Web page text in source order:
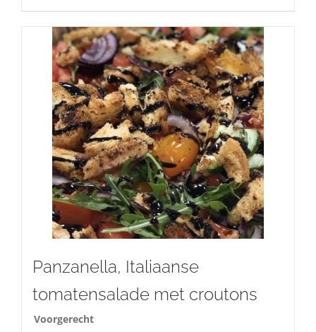
Panzanella, Italiaanse
tomatensalade met croutons
Voorgerecht